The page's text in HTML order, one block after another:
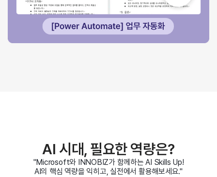
AI 시대, 필요한 역량은?
"Microsoft와 INNOBIZ가 함께하는 AI Skills Up!
AI의 핵심 역량을 익히고, 실전에서 활용해보세요."